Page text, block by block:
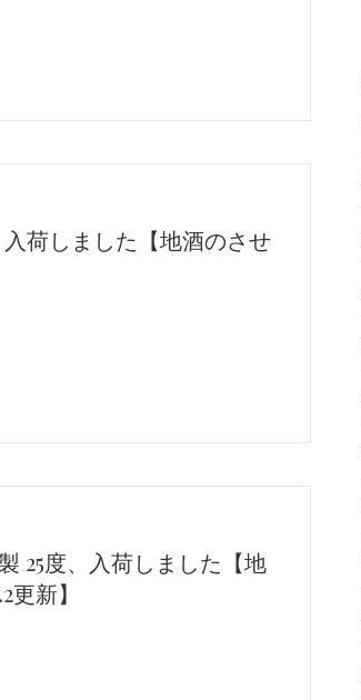
荷しました【地酒のさせ
25度、入荷しました【地
新】